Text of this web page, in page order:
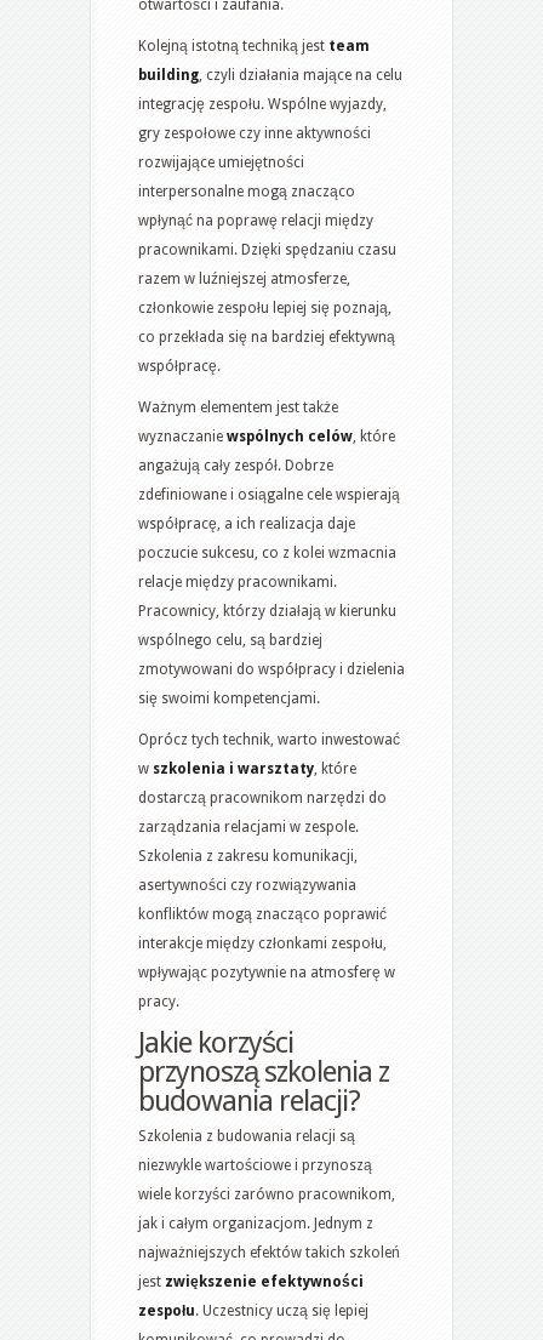
otwartości i zaufania.
Kolejną istotną techniką jest team
building , czyli działania mające na celu
integrację zespołu. Wspólne wyjazdy,
gry zespołowe czy inne aktywności
rozwijające umiejętności
interpersonalne mogą znacząco
wpłynąć na poprawę relacji między
pracownikami. Dzięki spędzaniu czasu
razem w luźniejszej atmosferze,
członkowie zespołu lepiej się poznają,
co przekłada się na bardziej efektywną
współpracę.
Ważnym elementem jest także
wyznaczanie wspólnych celów , które
angażują cały zespół. Dobrze
zdefiniowane i osiągalne cele wspierają
współpracę, a ich realizacja daje
poczucie sukcesu, co z kolei wzmacnia
relacje między pracownikami.
Pracownicy, którzy działają w kierunku
wspólnego celu, są bardziej
zmotywowani do współpracy i dzielenia
się swoimi kompetencjami.
Oprócz tych technik, warto inwestować
w szkolenia i warsztaty , które
dostarczą pracownikom narzędzi do
zarządzania relacjami w zespole.
Szkolenia z zakresu komunikacji,
asertywności czy rozwiązywania
konfliktów mogą znacząco poprawić
interakcje między członkami zespołu,
wpływając pozytywnie na atmosferę w
pracy.
Jakie korzyści
przynoszą szkolenia z
budowania relacji?
Szkolenia z budowania relacji są
niezwykle wartościowe i przynoszą
wiele korzyści zarówno pracownikom,
jak i całym organizacjom. Jednym z
najważniejszych efektów takich szkoleń
jest zwiększenie efektywności
zespołu. Uczestnicy uczą się lepiej